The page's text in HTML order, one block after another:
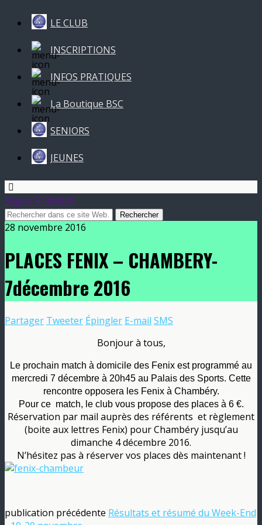
LE CLUB
INSCRIPTIONS
INFOS PRATIQUES
La Boutique BSC
SENIORS
JEUNES
Blagnac SC Handball
28 novembre 2016
PLACES FENIX – CHAMBERY-
7décembre 2016
Partager Tweeter Épingler E-mail SMS
Bonjour à tous,
Le prochain match à domicile des Fenix est programmé au
mercredi 7 décembre à 20h45 au Palais des Sports. Cette
rencontre opposera les Fenix à Chambéry.
Pour ce match, le club vous propose des places à 6 €.
Réservation par mail auprès des référents et règlement
(boite aux lettres Fenix) pour Chambéry jusqu’au
dimanche 4 décembre 2016.
N’hésitez pas à réserver vos places dès maintenant !
publication précédente Résultats et résumé du Week-End